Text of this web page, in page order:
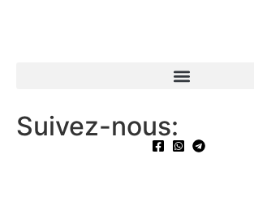
Suivez-nous: